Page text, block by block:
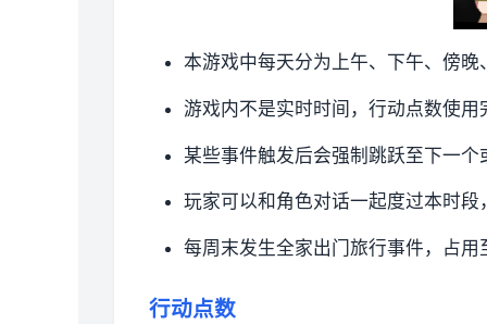
本游戏中每天分为上午、下午、傍
游戏内不是实时时间，行动点数使
某些事件触发后会强制跳跃至下一个
玩家可以和角色对话一起度过本时
每周末发生全家出门旅行事件，占用
行动点数